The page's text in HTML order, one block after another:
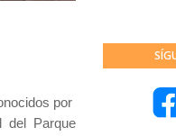
por
del Parque